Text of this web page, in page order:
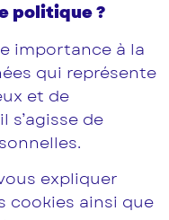
politique ?
importance à la
qui représente
et de
s’agisse de
expliquer
cookies ainsi que